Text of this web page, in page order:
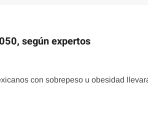
según expertos
con sobrepeso u obesidad